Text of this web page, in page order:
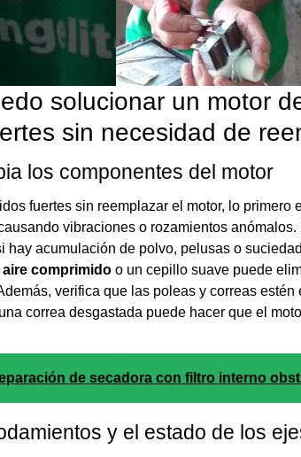
solucionar un motor
sin necesidad de
los componentes del motor
fuertes sin reemplazar el motor, lo
vibraciones o rozamientos anómalos.
hay acumulación de polvo, pelusas o
comprimido o un cepillo suave puede
verifica que las poleas y correas
correa desgastada puede hacer que el
de secadora con filtro interno
y el estado de los